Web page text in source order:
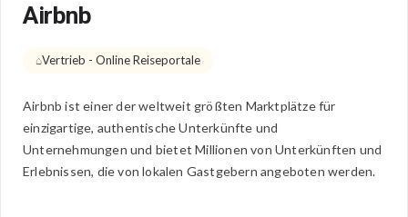
Airbnb
Vertrieb - Online Reiseportale
Airbnb ist einer der weltweit größten Marktplätze für
einzigartige, authentische Unterkünfte und
Unternehmungen und bietet Millionen von Unterkünften und
Erlebnissen, die von lokalen Gastgebern angeboten werden.